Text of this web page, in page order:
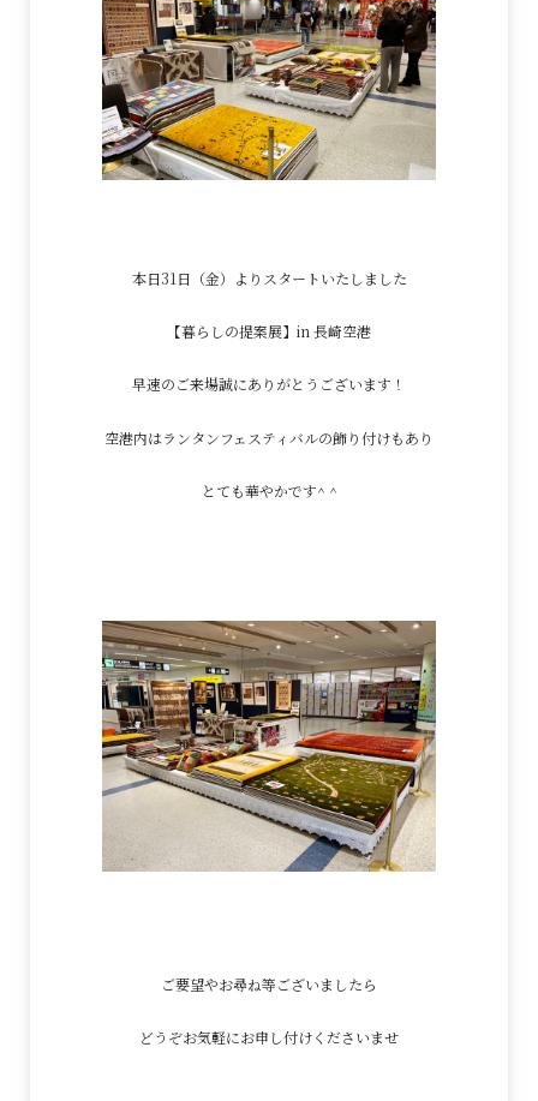
本日31日（金）よりスタートいたしました
【暮らしの提案展】in 長崎空港
早速のご来場誠にありがとうございます！
空港内はランタンフェスティバルの飾り付けもあり
とても華やかです^ ^
ご要望やお尋ね等ございましたら
どうぞお気軽にお申し付けくださいませ